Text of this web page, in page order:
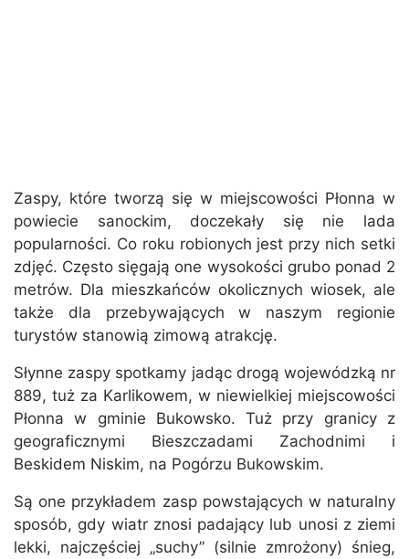
Zaspy, które tworzą się w miejscowości Płonna w
powiecie sanockim, doczekały się nie lada
popularności. Co roku robionych jest przy nich setki
zdjęć. Często sięgają one wysokości grubo ponad 2
metrów. Dla mieszkańców okolicznych wiosek, ale
także dla przebywających w naszym regionie
turystów stanowią zimową atrakcję.
Słynne zaspy spotkamy jadąc drogą wojewódzką nr
889, tuż za Karlikowem, w niewielkiej miejscowości
Płonna w gminie Bukowsko. Tuż przy granicy z
geograficznymi Bieszczadami Zachodnimi i
Beskidem Niskim, na Pogórzu Bukowskim.
Są one przykładem zasp powstających w naturalny
sposób, gdy wiatr znosi padający lub unosi z ziemi
lekki, najczęściej „suchy” (silnie zmrożony) śnieg,